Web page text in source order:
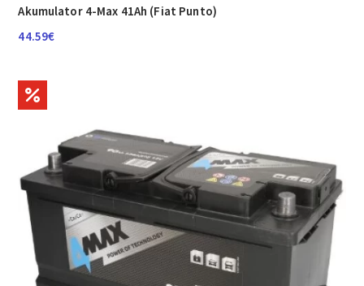
Akumulator 4-Max 41Ah (Fiat Punto)
44.59€